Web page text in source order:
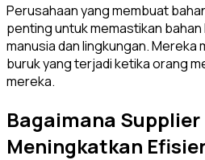
Perusahaan yang membuat
penting untuk memastikan bahan
manusia dan lingkungan. Mereka
buruk yang terjadi ketika orang
mereka.
Bagaimana
Meningkatkan